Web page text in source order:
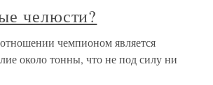
челюсти?
чемпионом является
около тонны, что не под силу ни